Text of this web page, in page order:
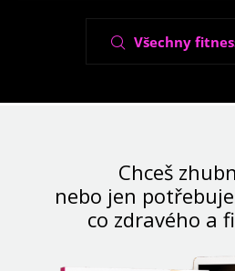
Všechny
Chceš
nebo jen
co zdravého a